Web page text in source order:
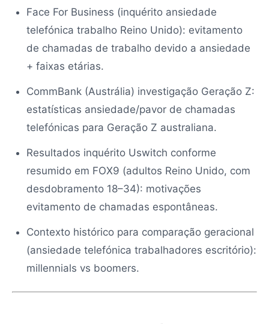
Face For Business (inquérito ansiedade
telefónica trabalho Reino Unido): evitamento
de chamadas de trabalho devido a ansiedade
+ faixas etárias.
CommBank (Austrália) investigação Geração Z:
estatísticas ansiedade/pavor de chamadas
telefónicas para Geração Z australiana.
Resultados inquérito Uswitch conforme
resumido em FOX9 (adultos Reino Unido, com
desdobramento 18–34): motivações
evitamento de chamadas espontâneas.
Contexto histórico para comparação geracional
(ansiedade telefónica trabalhadores escritório):
millennials vs boomers.